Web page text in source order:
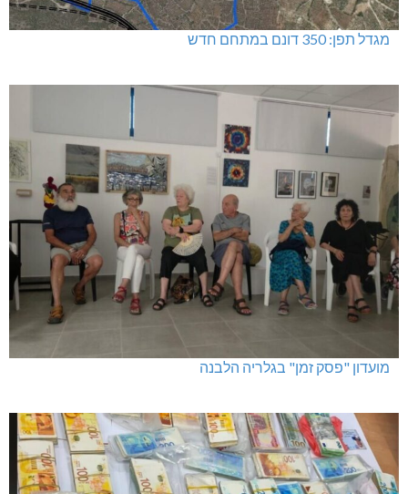
מגדל תפן: 350 דונם במתחם חדש